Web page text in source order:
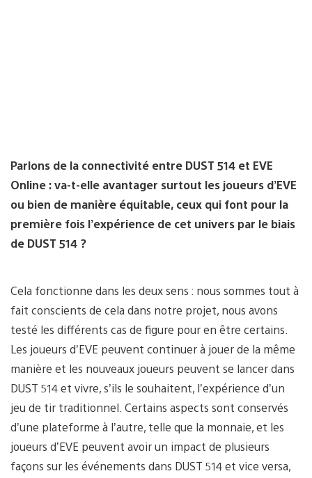
Parlons de la connectivité entre DUST 514 et EVE
Online : va-t-elle avantager surtout les joueurs d’EVE
ou bien de manière équitable, ceux qui font pour la
première fois l’expérience de cet univers par le biais
de DUST 514 ?
Cela fonctionne dans les deux sens : nous sommes tout à
fait conscients de cela dans notre projet, nous avons
testé les différents cas de figure pour en être certains.
Les joueurs d’EVE peuvent continuer à jouer de la même
manière et les nouveaux joueurs peuvent se lancer dans
DUST 514 et vivre, s’ils le souhaitent, l’expérience d’un
jeu de tir traditionnel. Certains aspects sont conservés
d’une plateforme à l’autre, telle que la monnaie, et les
joueurs d’EVE peuvent avoir un impact de plusieurs
façons sur les événements dans DUST 514 et vice versa,